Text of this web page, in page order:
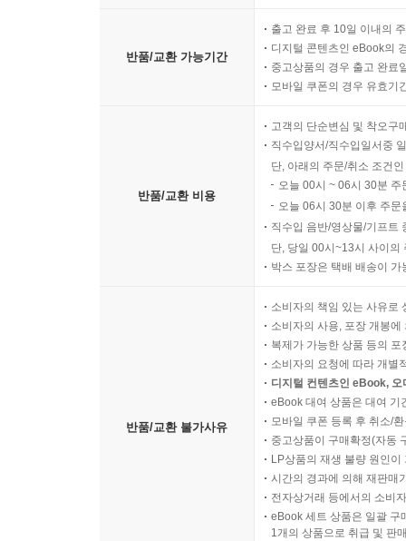
반품/교환 가능기간
출고 완료 후 10일 이내의
디지털 콘텐츠인 eBook의
중고상품의 경우 출고 완료
모바일 쿠폰의 경우 유효기
반품/교환 비용
고객의 단순변심 및 착오구
직수입양서/직수입일서중
단, 아래의 주문/취소 조건
오늘 00시 ~ 06시 30분
오늘 06시 30분 이후 주
직수입 음반/영상물/기프트
단, 당일 00시~13시 사이의
박스 포장은 택배 배송이
반품/교환 불가사유
소비자의 책임 있는 사유로
소비자의 사용, 포장 개봉
복제가 가능한 상품 등의
소비자의 요청에 따라 개별
디지털 컨텐츠인 eBook,
eBook 대여 상품은 대여 기
모바일 쿠폰 등록 후 취소/
중고상품이 구매확정(자동
LP상품의 재생 불량 원인
시간의 경과에 의해 재판매
전자상거래 등에서의 소비
eBook 세트 상품은 일괄 구
1개의 상품으로 취급 및 판